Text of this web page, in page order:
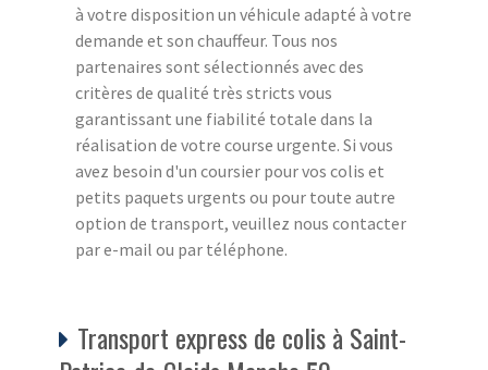
à votre disposition un véhicule adapté à votre
demande et son chauffeur. Tous nos
partenaires sont sélectionnés avec des
critères de qualité très stricts vous
garantissant une fiabilité totale dans la
réalisation de votre course urgente. Si vous
avez besoin d'un coursier pour vos colis et
petits paquets urgents ou pour toute autre
option de transport, veuillez nous contacter
par e-mail ou par téléphone.
Transport express de colis à Saint-